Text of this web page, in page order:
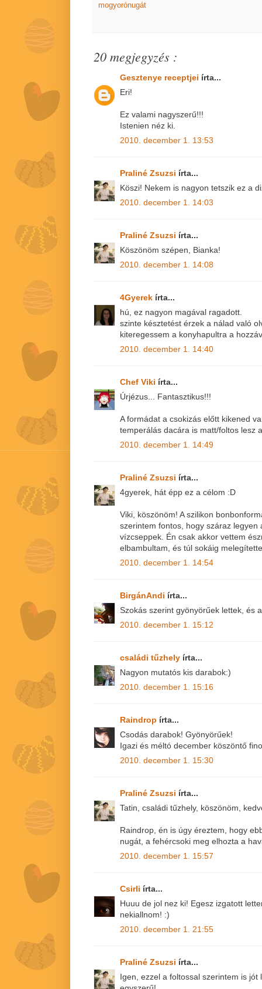
mogyorónugát
20 megjegyzés :
Gesztenye receptjei írta...
Eri!
Ez valami nagyszerű!!!
Istenien néz ki.
2010. december 1. 13:53
Praliné Zsuzsi írta...
Köszi! Nekem is nagyon tetszik ez a
2010. december 1. 14:03
Praliné Zsuzsi írta...
Köszönöm szépen, Bianka!
2010. december 1. 14:08
4Gyerek írta...
hú, ez nagyon magával ragadott.
szinte késztetést érzek a nálad való
kiteregessem a konyhapultra a
2010. december 1. 14:40
Chef Viki írta...
Úrjézus... Fantasztikus!!!
A formádat a csokizás előtt kikened
temperálás dacára is matt/foltos lesz
2010. december 1. 14:49
Praliné Zsuzsi írta...
4gyerek, hát épp ez a célom :D
Viki, köszönöm! A szilikon
szerintem fontos, hogy száraz
vízcseppek. Én csak akkor vettem
elbambultam, és túl sokáig
2010. december 1. 14:54
BirgánAndi írta...
Szokás szerint gyönyörűek lettek, és
2010. december 1. 15:12
családi tűzhely írta...
Nagyon mutatós kis darabok:)
2010. december 1. 15:16
Raindrop írta...
Csodás darabok! Gyönyörűek!
Igazi és méltó december köszöntő
2010. december 1. 15:30
Praliné Zsuzsi írta...
Tatin, családi tűzhely, köszönöm,
Raindrop, én is úgy éreztem, hogy
nugát, a fehércsoki meg elhozta a
2010. december 1. 15:57
Csirli írta...
Huuu de jol nez ki! Egesz izgatott
nekiallnom! :)
2010. december 1. 21:55
Praliné Zsuzsi írta...
Igen, ezzel a foltossal szerintem is jót